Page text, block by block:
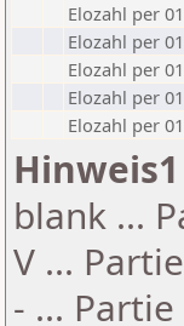
Elozahl per
Elozahl per
Elozahl per
Elozahl per
Elozahl per
Hinweis1
blank ...
V ...
- ...